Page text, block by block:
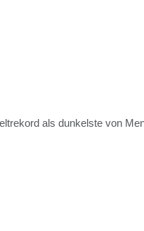
als dunkelste von